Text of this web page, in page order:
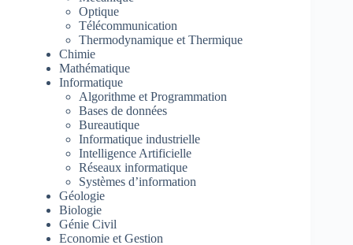
Optique
Télécommunication
Thermodynamique et Thermique
Chimie
Mathématique
Informatique
Algorithme et Programmation
Bases de données
Bureautique
Informatique industrielle
Intelligence Artificielle
Réseaux informatique
Systèmes d’information
Géologie
Biologie
Génie Civil
Economie et Gestion